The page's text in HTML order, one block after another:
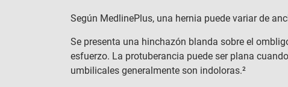
Según MedlinePlus, una hernia puede variar de
Se presenta una hinchazón blanda sobre el
esfuerzo. La protuberancia puede ser plana
umbilicales generalmente son indoloras.²